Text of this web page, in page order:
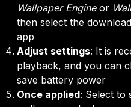
Wallpaper Engineor
then select the
app
Adjust settings: It is
playback, and you can
save battery power
Once applied: Select to